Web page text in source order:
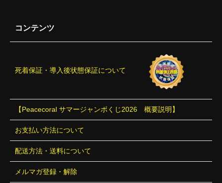
コンテンツ
死着保証・導入後状態保証について
【Peacecoral サマージャンボくじ2026 概要説明】
お支払い方法について
配送方法・送料について
メルマガ登録・解除